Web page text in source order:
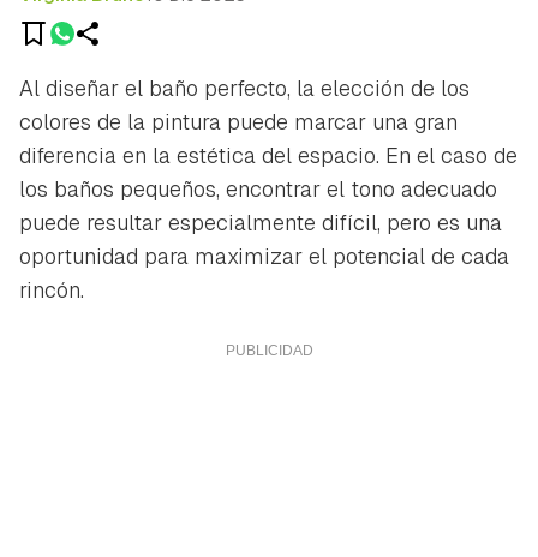
Al diseñar el baño perfecto, la elección de los
colores de la pintura puede marcar una gran
diferencia en la estética del espacio. En el caso de
los baños pequeños, encontrar el tono adecuado
puede resultar especialmente difícil, pero es una
oportunidad para maximizar el potencial de cada
rincón.